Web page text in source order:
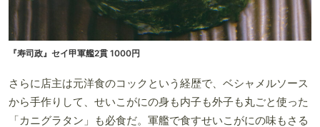
『寿司政』セイ甲軍艦2貫 1000円
さらに店主は元洋食のコックという経歴で、ベシャメルソース
から手作りして、せいこがにの身も内子も外子も丸ごと使った
「カニグラタン」も必食だ。軍艦で食すせいこがにの味もさる